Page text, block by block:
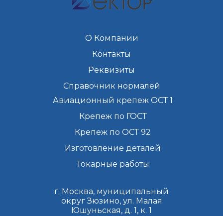
г. Москва, муниципальный
округ Зюзино, ул. Малая
Юшуньская, д. 1, к. 1
О Компании
Контакты
Реквизиты
Справочник нормалей
Авиационный крепеж ОСТ 1
Крепеж по ГОСТ
Крепеж по ОСТ 92
Изготовление деталей
Токарные работы